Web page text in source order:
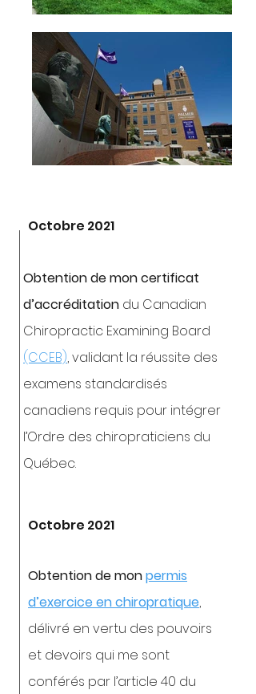
Octobre 2021
Obtention de mon certificat
d’accréditation du Canadian
Chiropractic Examining Board
(CCEB), validant la réussite des
examens standardisés
canadiens requis pour intégrer
l’Ordre des chiropraticiens du
Québec.
Octobre 2021
Obtention de monpermis
d’exercice en chiropratique,
délivré en vertu des pouvoirs
et devoirs qui me sont
conférés par l’article 40 du